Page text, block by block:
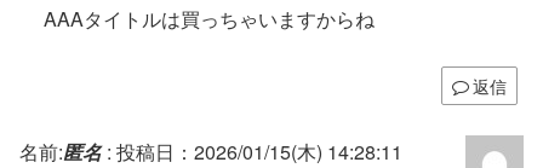
AAAタイトルは買っちゃいますからね
返信
名前:匿名: 投稿日：2026/01/15(木) 14:28:11